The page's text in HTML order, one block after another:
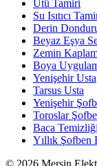
Ütü Tamiri
Su Isıtıcı
Derin
Beyaz Eşya
Zemin
Boya
Yenişehir Usta
Tarsus Usta
Yenişehir
Toroslar
Baca Temizliği
Yıllık Şofben
© 2026 Mersin